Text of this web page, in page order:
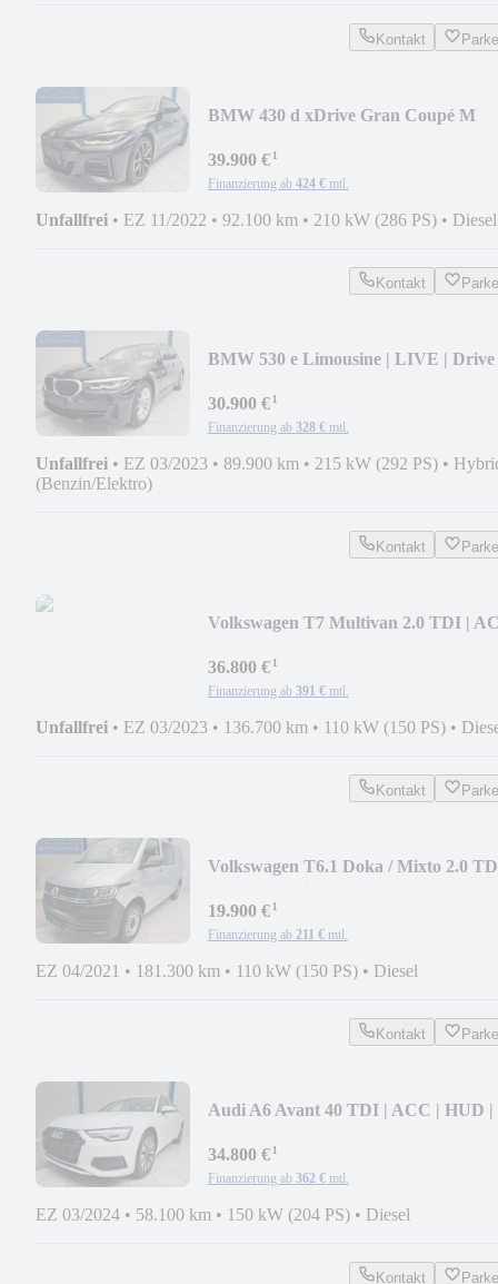
Kontakt
BMW 430 d xDrive Gran Coupé M
39.900 €¹
Finanzierung ab 424 € mtl.
Unfallfrei • EZ 11/2022 • 92.100 km • 210 kW (286 PS) • Diesel
Kontakt
BMW 530 e Limousine | LIVE | Drive
30.900 €¹
Finanzierung ab 328 € mtl.
Unfallfrei • EZ 03/2023 • 89.900 km • 215 kW (292 PS) •
(Benzin/Elektro)
Kontakt
Volkswagen T7 Multivan 2.0 TDI |
36.800 €¹
Finanzierung ab 391 € mtl.
Unfallfrei • EZ 03/2023 • 136.700 km • 110 kW (150 PS) •
Kontakt
Volkswagen T6.1 Doka / Mixto 2.0
19.900 €¹
Finanzierung ab 211 € mtl.
EZ 04/2021 • 181.300 km • 110 kW (150 PS) • Diesel
Kontakt
Audi A6 Avant 40 TDI | ACC | HUD |
34.800 €¹
Finanzierung ab 362 € mtl.
EZ 03/2024 • 58.100 km • 150 kW (204 PS) • Diesel
Kontakt